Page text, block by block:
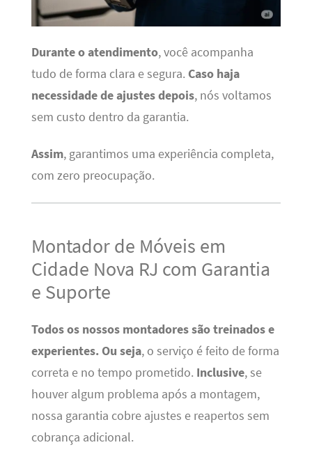
Durante o atendimento, você acompanha
tudo de forma clara e segura. Caso haja
necessidade de ajustes depois, nós voltamos
sem custo dentro da garantia.
Assim, garantimos uma experiência completa,
com zero preocupação.
Montador de Móveis em
Cidade Nova RJ com Garantia
e Suporte
Todos os nossos montadores são treinados e
experientes. Ou seja, o serviço é feito de forma
correta e no tempo prometido. Inclusive, se
houver algum problema após a montagem,
nossa garantia cobre ajustes e reapertos sem
cobrança adicional.